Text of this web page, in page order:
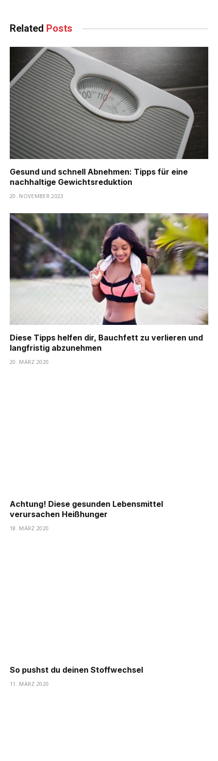
Related Posts
Gesund und schnell Abnehmen: Tipps für eine
nachhaltige Gewichtsreduktion
20. NOVEMBER 2023
Diese Tipps helfen dir, Bauchfett zu verlieren und
langfristig abzunehmen
20. MÄRZ 2020
Achtung! Diese gesunden Lebensmittel
verursachen Heißhunger
18. MÄRZ 2020
So pushst du deinen Stoffwechsel
11. MÄRZ 2020